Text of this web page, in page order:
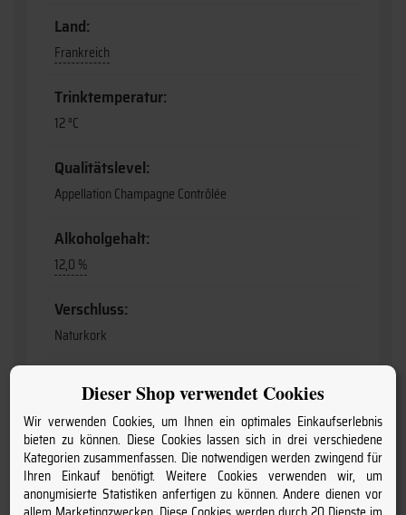
Land:
Frankreich
Trinktemperatur:
12 °C
Qualitätslevel:
Appellation Champagne Contrôlée
Alkoholgehalt:
12,0 %
Verschluss:
Naturkork
langfristig
Information:
enthält Sulfite
Dieser Shop verwendet Cookies
Wir verwenden Cookies, um Ihnen ein optimales Einkaufserlebnis
bieten zu können. Diese Cookies lassen sich in drei verschiedene
Kategorien zusammenfassen. Die notwendigen werden zwingend für
Ihren Einkauf benötigt. Weitere Cookies verwenden wir, um
anonymisierte Statistiken anfertigen zu können. Andere dienen vor